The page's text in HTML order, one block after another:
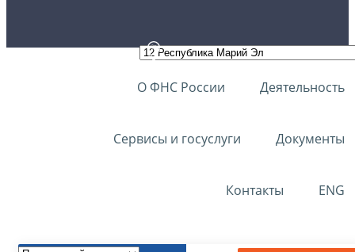
О ФНС России Деятельность
Сервисы и госуслуги Документы
Контакты ENG